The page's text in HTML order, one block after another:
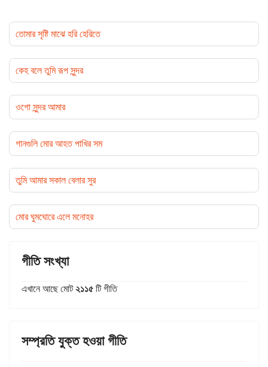
তোমার সৃষ্টি মাঝে হরি হেরিতে
কেহ বলে তুমি রূপ সুন্দর
ওগো সুন্দর আমার
গানগুলি মোর আহত পাখির সম
তুমি আমার সকাল বেলার সুর
মোর ঘুমঘোরে এলে মনোহর
গীতি সংখ্যা
এখানে আছে মোট২১১৫ টি গীতি
সম্প্রতি যুক্ত হওয়া গীতি